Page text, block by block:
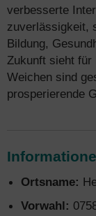
verbesserte
zuverlässigkeit,
Bildung,
Zukunft sieht für
Weichen sind
prosperierende
Ortsname:
Vorwahl: